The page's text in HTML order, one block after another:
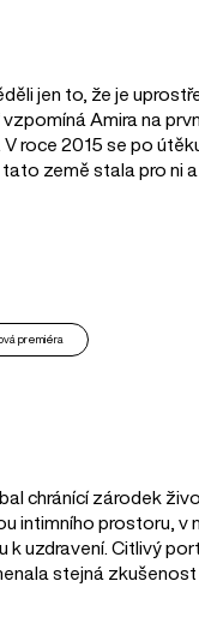
jen to, že je
vzpomíná Amira na
V roce 2015 se po
země stala pro ni a
premiéra
chránící zárodek
intimního prostoru, v
k uzdravení. Citlivý
stejná zkušenost